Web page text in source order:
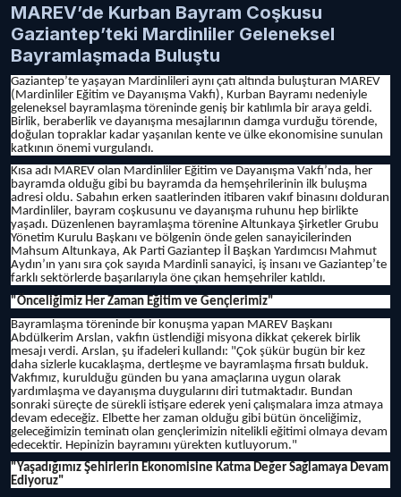
MAREV’de Kurban Bayram Coşkusu
Gaziantep’teki Mardinliler Geleneksel
Bayramlaşmada Buluştu
Gaziantep’te yaşayan Mardinlileri aynı çatı altında buluşturan MAREV
(Mardinliler Eğitim ve Dayanışma Vakfı), Kurban Bayramı nedeniyle
geleneksel bayramlaşma töreninde geniş bir katılımla bir araya geldi.
Birlik, beraberlik ve dayanışma mesajlarının damga vurduğu törende,
doğulan topraklar kadar yaşanılan kente ve ülke ekonomisine sunulan
katkının önemi vurgulandı.
Kısa adı MAREV olan Mardinliler Eğitim ve Dayanışma Vakfı’nda, her
bayramda olduğu gibi bu bayramda da hemşehrilerinin ilk buluşma
adresi oldu. Sabahın erken saatlerinden itibaren vakıf binasını dolduran
Mardinliler, bayram coşkusunu ve dayanışma ruhunu hep birlikte
yaşadı. Düzenlenen bayramlaşma törenine Altunkaya Şirketler Grubu
Yönetim Kurulu Başkanı ve bölgenin önde gelen sanayicilerinden
Mahsum Altunkaya, Ak Parti Gaziantep İl Başkan Yardımcısı Mahmut
Aydın’ın yanı sıra çok sayıda Mardinli sanayici, iş insanı ve Gaziantep’te
farklı sektörlerde başarılarıyla öne çıkan hemşehriler katıldı.
"Önceliğimiz Her Zaman Eğitim ve Gençlerimiz"
Bayramlaşma töreninde bir konuşma yapan MAREV Başkanı
Abdülkerim Arslan, vakfın üstlendiği misyona dikkat çekerek birlik
mesajı verdi. Arslan, şu ifadeleri kullandı: "Çok şükür bugün bir kez
daha sizlerle kucaklaşma, dertleşme ve bayramlaşma fırsatı bulduk.
Vakfımız, kurulduğu günden bu yana amaçlarına uygun olarak
yardımlaşma ve dayanışma duygularını diri tutmaktadır. Bundan
sonraki süreçte de sürekli istişare ederek yeni çalışmalara imza atmaya
devam edeceğiz. Elbette her zaman olduğu gibi bütün önceliğimiz,
geleceğimizin teminatı olan gençlerimizin nitelikli eğitimi olmaya devam
edecektir. Hepinizin bayramını yürekten kutluyorum."
"Yaşadığımız Şehirlerin Ekonomisine Katma Değer Sağlamaya Devam
Ediyoruz"